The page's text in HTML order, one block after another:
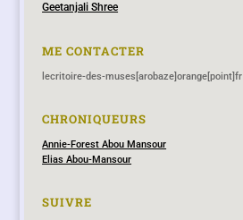
Geetanjali Shree
ME CONTACTER
lecritoire-des-muses[arobaze]orange[point]fr
CHRONIQUEURS
Annie-Forest Abou Mansour
Elias Abou-Mansour
SUIVRE